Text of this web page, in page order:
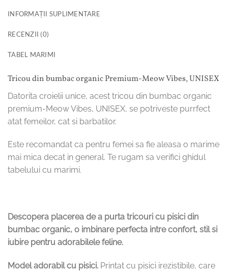
INFORMAȚII SUPLIMENTARE
RECENZII (0)
TABEL MARIMI
Tricou din bumbac organic Premium-Meow Vibes, UNISEX
Datorita croielii unice, acest tricou din bumbac organic
premium-Meow Vibes, UNISEX, se potriveste purrfect
atat femeilor, cat si barbatilor.
Este recomandat ca pentru femei sa fie aleasa o marime
mai mica decat in general. Te rugam sa verifici ghidul
tabelului cu marimi.
Descopera placerea de a purta tricouri cu pisici din
bumbac organic, o imbinare perfecta intre confort, stil si
iubire pentru adorabilele feline.
Model adorabil cu pisici. Printat cu pisici irezistibile, care